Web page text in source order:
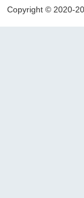
Copyright © 2020-